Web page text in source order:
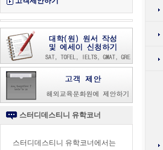
스터디데스티니 유학코너
스터디데스티니 유학코너에서는